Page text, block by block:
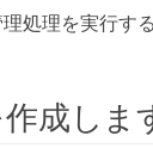
処理を実行す
成しま